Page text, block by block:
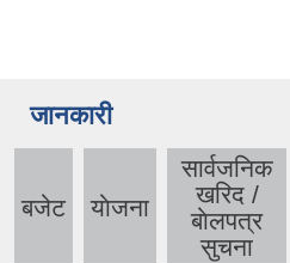
जानकारी
बजेट याेजना
सार्वजनिक
खरिद /
बाेलपत्र
सुचना